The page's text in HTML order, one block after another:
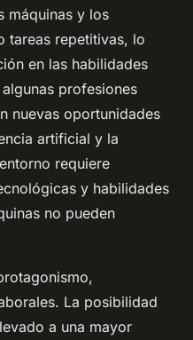
máquinas y los
tareas repetitivas, lo
en las habilidades
profesiones
nuevas oportunidades
artificial y la
requiere
y habilidades
no pueden
La posibilidad
a una mayor